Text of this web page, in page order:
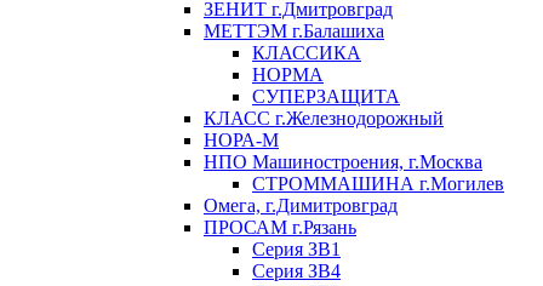
ЗЕНИТ г.Дмитровград
МЕТТЭМ г.Балашиха
КЛАССИКА
НОРМА
СУПЕРЗАЩИТА
КЛАСС г.Железнодорожный
НОРА-М
НПО Машиностроения, г.Москва
СТРОММАШИНА г.Могилев
Омега, г.Димитровград
ПРОСАМ г.Рязань
Серия ЗВ1
Серия ЗВ4